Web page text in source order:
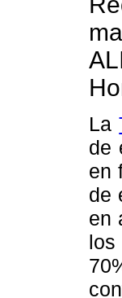
La
de
en
de
en
los